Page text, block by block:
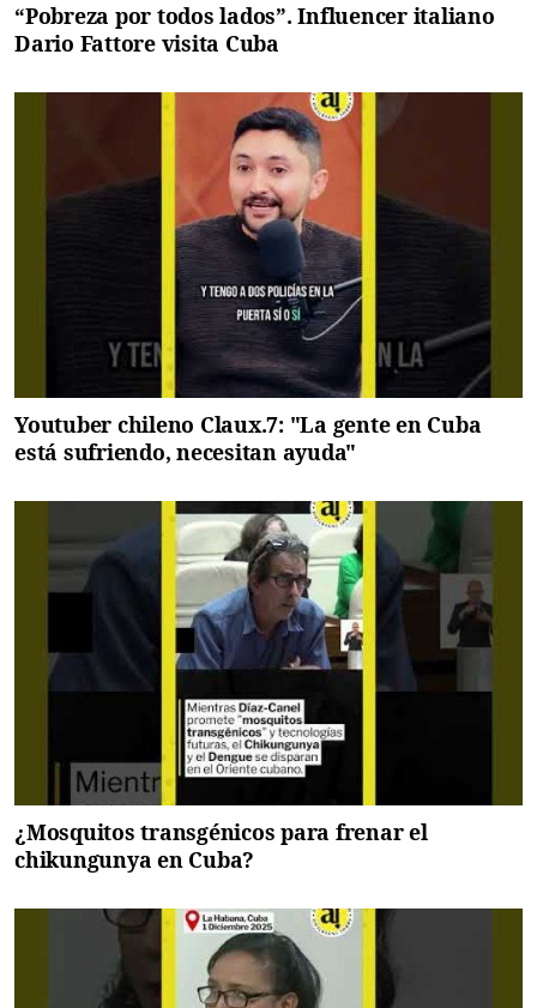
“Pobreza por todos lados”. Influencer italiano
Dario Fattore visita Cuba
Youtuber chileno Claux.7: "La gente en Cuba
está sufriendo, necesitan ayuda"
¿Mosquitos transgénicos para frenar el
chikungunya en Cuba?